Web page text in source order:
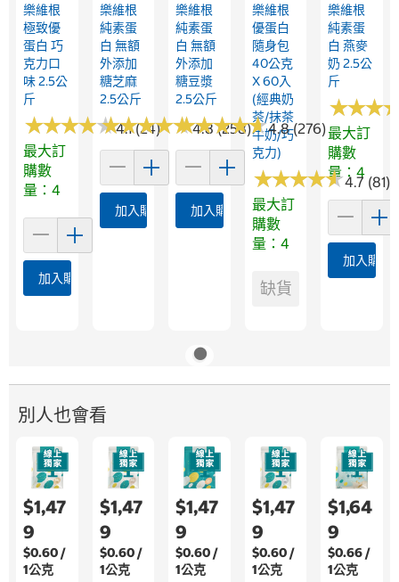
樂維根
極致優
蛋白 巧
克力口
味 2.5公
斤
★★★★★
★★★★★4.1 (24)
最大訂
購數
量：4
加入購物車
樂維根
純素蛋
白 無額
外添加
糖芝麻
2.5公斤
★★★★★
★★★★★4.8 (258)
加入購物車
樂維根
純素蛋
白 無額
外添加
糖豆漿
2.5公斤
★★★★★
★★★★★4.8 (276)
加入購物車
樂維根
優蛋白
隨身包
40公克
X 60入
(經典奶
茶/抹茶
牛奶/巧
克力)
★★★★★
★★★★★4.7 (81)
最大訂
購數
量：4
缺貨
樂維根
純素蛋
白 燕麥
奶 2.5公
斤
★★★
★★★
最大訂
購數
量：4
加入購物
別人也會看
$1,47
9
$0.60 /
1公克
$1,47
9
$0.60 /
1公克
$1,47
9
$0.60 /
1公克
$1,47
9
$0.60 /
1公克
$1,64
9
$0.66 /
1公克